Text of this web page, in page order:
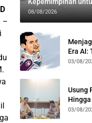
–
Jabbar
08/08/2026
Era AI:
03/08/
Usung
Hingga
03/08/